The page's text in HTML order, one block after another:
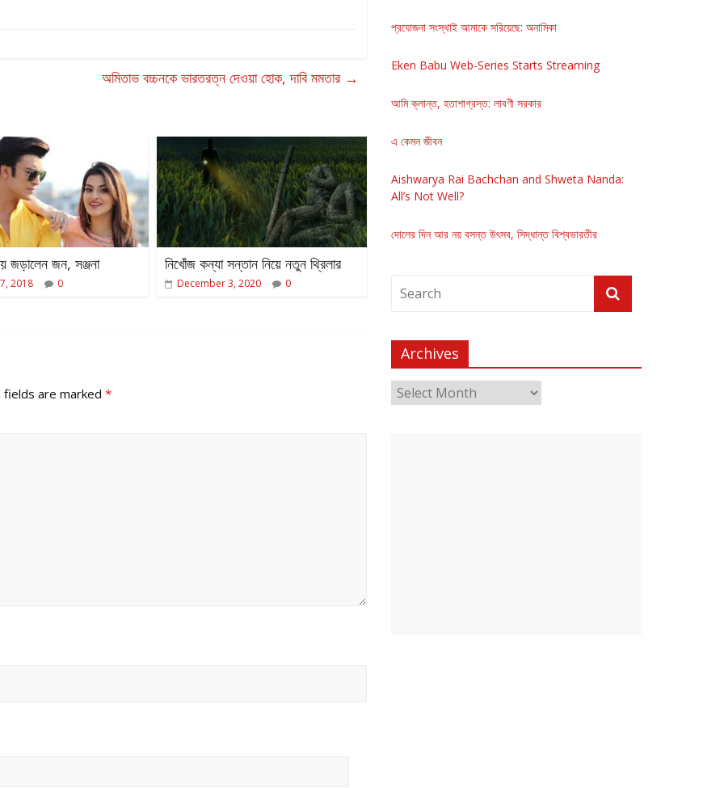
অমিতাভ বচ্চনকে ভারতরত্ন দেওয়া হোক, দাবি মমতার →
জড়ালেন জন, সঞ্জনা
2018 0
নিখোঁজ কন্যা সন্তান নিয়ে নতুন থ্রিলার
December 3, 2020 0
fields are marked *
প্রযোজনা সংস্থাই আমাকে সরিয়েছে: অনামিকা
Eken Babu Web-Series Starts Streaming
আমি ক্লান্ত, হতাশাগ্রস্ত: লাবণী সরকার
এ কেমন জীবন
Aishwarya Rai Bachchan and Shweta Nanda:
All’s Not Well?
দোলের দিন আর নয় বসন্ত উৎসব, সিদ্ধান্ত বিশ্বভারতীর
Archives